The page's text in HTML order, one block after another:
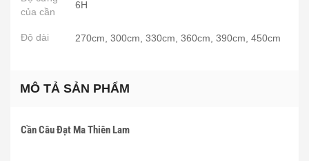
của cần
6H
Độ dài 270cm, 300cm, 330cm, 360cm, 390cm, 450cm
MÔ TẢ SẢN PHẨM
Cần Câu Đạt Ma Thiên Lam